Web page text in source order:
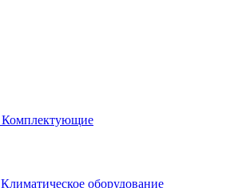
Комплектующие
Климатическое оборудование